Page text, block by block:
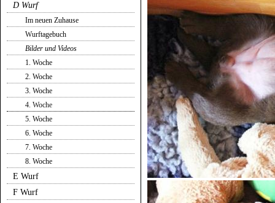
D Wurf
Im neuen Zuhause
Wurftagebuch
Bilder und Videos
1. Woche
2. Woche
3. Woche
4. Woche
5. Woche
6. Woche
7. Woche
8. Woche
E Wurf
F Wurf